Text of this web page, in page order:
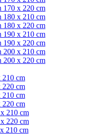
170 x 220 cm
180 x 210 cm
180 x 220 cm
190 x 210 cm
190 x 220 cm
200 x 210 cm
200 x 220 cm
210 cm
220 cm
210 cm
220 cm
210 cm
220 cm
210 cm